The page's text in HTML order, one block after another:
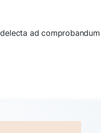
ad comprobandum